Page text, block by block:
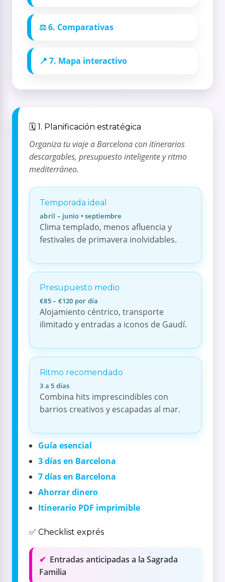
⚖️ 6. Comparativas
📍 7. Mapa interactivo
🗓️ 1. Planificación estratégica
Organiza tu viaje a Barcelona con itinerarios
descargables, presupuesto inteligente y ritmo
mediterráneo.
Temporada ideal
abril – junio • septiembre
Clima templado, menos afluencia y
festivales de primavera inolvidables.
Presupuesto medio
€85 – €120 por día
Alojamiento céntrico, transporte
ilimitado y entradas a iconos de Gaudí.
Ritmo recomendado
3 a 5 días
Combina hits imprescindibles con
barrios creativos y escapadas al mar.
Guía esencial
3 días en Barcelona
7 días en Barcelona
Ahorrar dinero
Itinerario PDF imprimible
✅ Checklist exprés
Entradas anticipadas a la Sagrada
Familia